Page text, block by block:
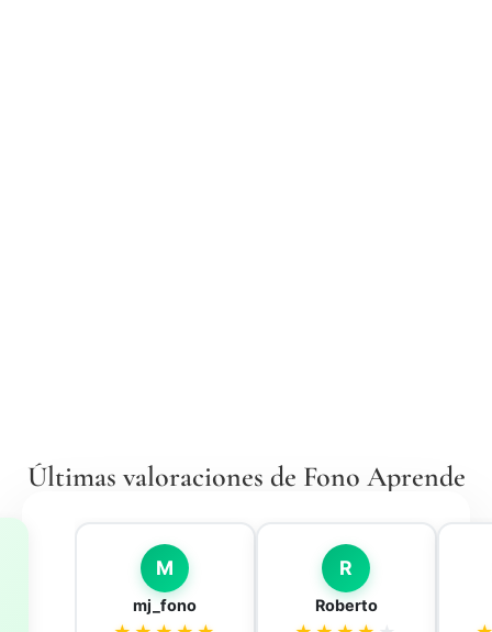
Últimas valoraciones de Fono Aprende